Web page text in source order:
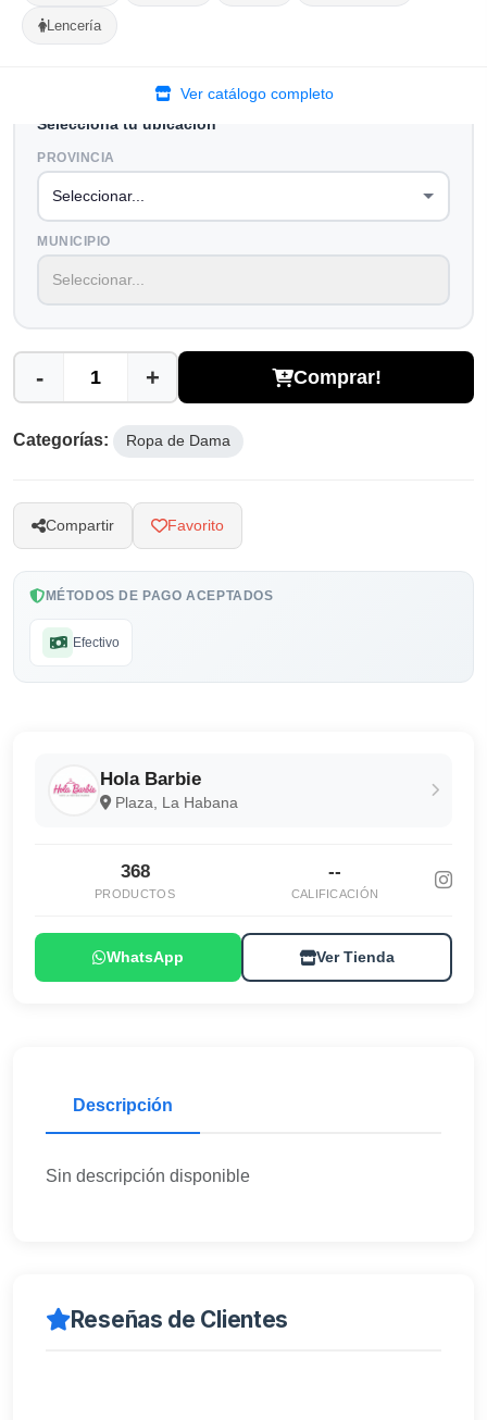
Lencería
Ver catálogo completo
Opciones de Envio
Selecciona tu ubicacion
PROVINCIA
MUNICIPIO
- + Comprar!
Categorías: Ropa de Dama
Compartir Favorito
MÉTODOS DE PAGO ACEPTADOS
Efectivo
Hola Barbie
Plaza, La Habana
368
PRODUCTOS
--
CALIFICACIÓN
WhatsApp Ver Tienda
Descripción
Sin descripción disponible
Reseñas de Clientes